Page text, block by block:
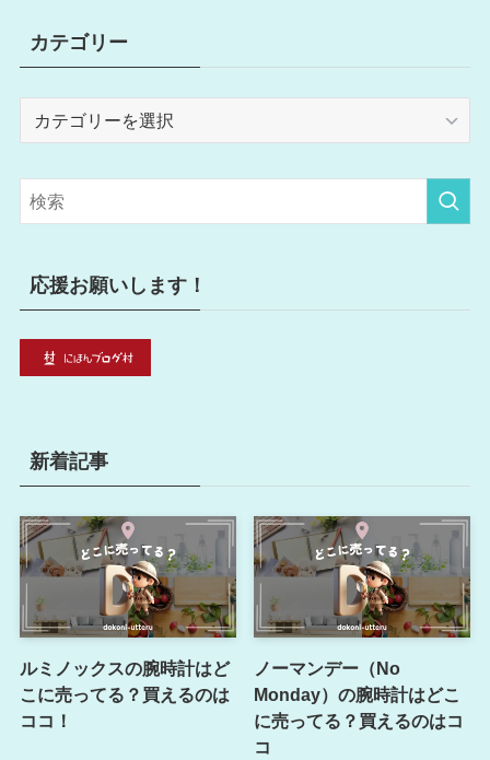
カテゴリー
リ
ー
応援お願いします！
新着記事
ルミノックスの腕時計はど
こに売ってる？買えるのは
ココ！
ノーマンデー（No
Monday）の腕時計はどこ
に売ってる？買えるのはコ
コ